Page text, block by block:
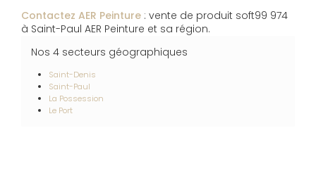
Contactez AER Peinture : vente de produit soft99 974
à Saint-Paul AER Peinture et sa région.
Nos 4 secteurs géographiques
Saint-Denis
Saint-Paul
La Possession
Le Port